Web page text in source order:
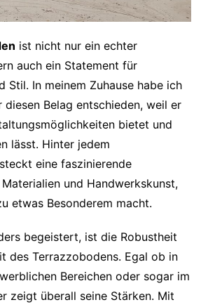
ist nicht nur ein echter
auch ein Statement für
Stil. In meinem Zuhause habe ich
Belag entschieden, weil er
bietet und
lässt. Hinter jedem
steckt eine faszinierende
und Handwerkskunst,
etwas Besonderem macht.
begeistert, ist die Robustheit
des Terrazzobodens. Egal ob in
Bereichen oder sogar im
zeigt überall seine Stärken. Mit